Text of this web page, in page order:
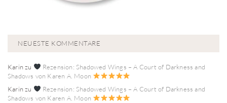
NEUESTE KOMMENTARE
Karinzu
Rezension: Shadowed Wings – A Court of Darkness and
Shadows von Karen A. Moon
Karinzu
Rezension: Shadowed Wings – A Court of Darkness and
Shadows von Karen A. Moon